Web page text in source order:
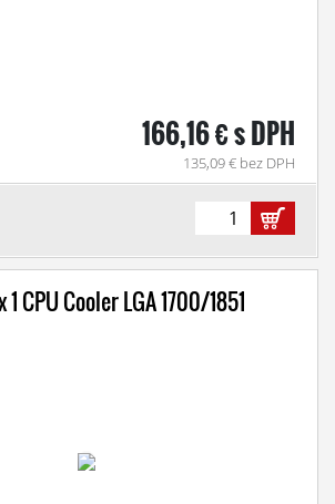
166,16 € s DPH
135,09 € bez DPH
CPU Cooler LGA 1700/1851